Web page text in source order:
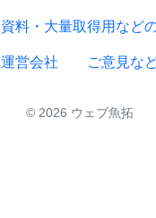
資料・大量取得用など
運営会社 ご意見な
© 2026 ウェブ魚拓